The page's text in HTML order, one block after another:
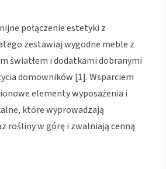
połączenie estetyki z
zestawiaj wygodne meble z
światłem i dodatkami dobranymi
domowników [1]. Wsparciem
elementy wyposażenia i
które wyprowadzają
rośliny w górę i zwalniają cenną